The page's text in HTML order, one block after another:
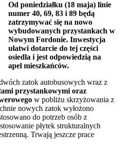
Od poniedziałku (18 maja) linie
numer 40, 69, 83 i 89 będą
zatrzymywać się na nowo
wybudowanych przystankach w
Nowym Fordonie. Inwestycja
ułatwi dotarcie do tej części
osiedla i jest odpowiedzią na
apel mieszkańców.
zatok autobusowych wraz z
przystankowymi oraz
w pobliżu skrzyżowania z
nowych zatok wyłożono
do potrzeb osób z
płytek strukturalnych
Trwają jeszcze prace